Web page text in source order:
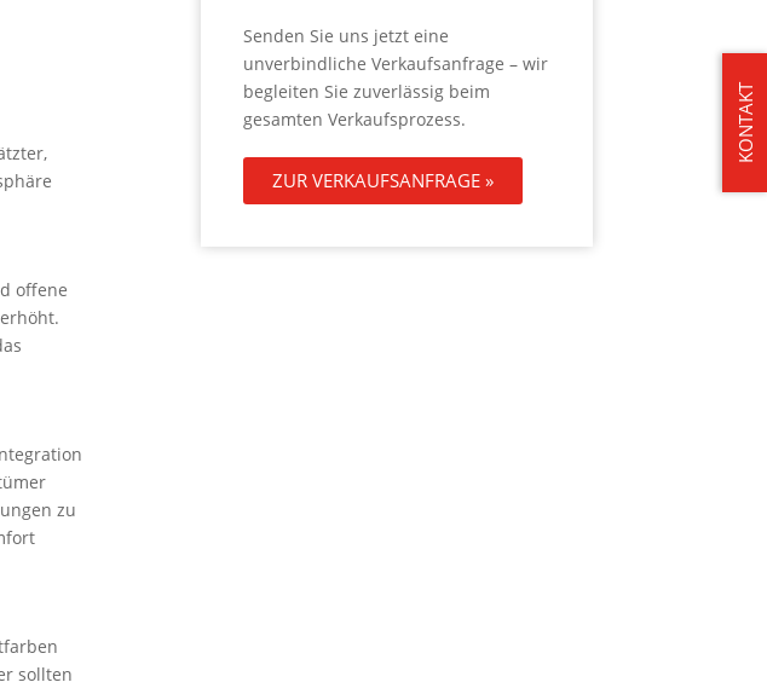
KONTAKT
offene
zu
sollten
Senden Sie uns jetzt eine
unverbindliche Verkaufsanfrage – wir
begleiten Sie zuverlässig beim
gesamten Verkaufsprozess.
ZUR VERKAUFSANFRAGE »